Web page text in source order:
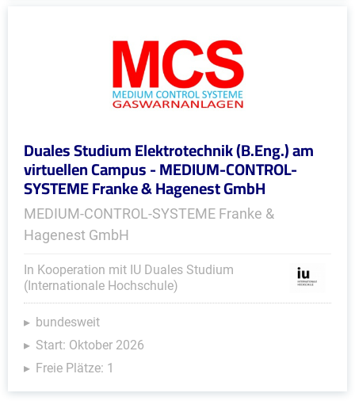
Duales Studium Elektrotechnik (B.Eng.) am
virtuellen Campus - MEDIUM-CONTROL-
SYSTEME Franke & Hagenest GmbH
MEDIUM-CONTROL-SYSTEME Franke &
Hagenest GmbH
In Kooperation mit IU Duales Studium
(Internationale Hochschule)
bundesweit
Start: Oktober 2026
Freie Plätze: 1